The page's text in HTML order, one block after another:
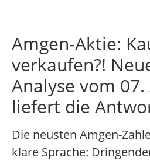
Amgen-Aktie:
verkaufen?!
Analyse vom
liefert die
Die neusten Amgen-
klare Sprache: